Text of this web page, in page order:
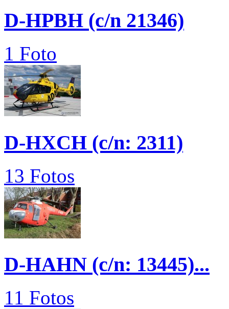
D-HPBH (c/n 21346)
1 Foto
D-HXCH (c/n: 2311)
13 Fotos
D-HAHN (c/n: 13445)...
11 Fotos